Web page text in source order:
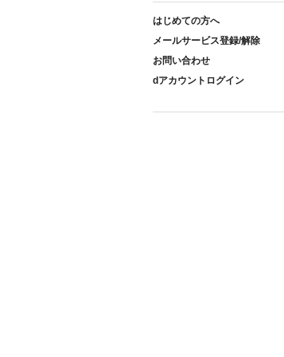
はじめての方へ
メールサービス登録/解除
お問い合わせ
dアカウントログイン